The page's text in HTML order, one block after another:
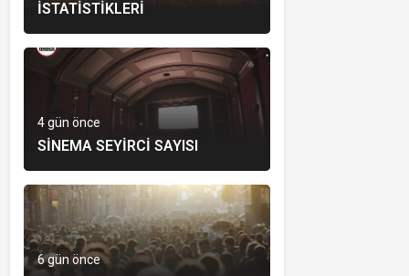
İSTATISTIKLERI
4 gün önce
SINEMA SEYIRCI SAYISI
6 gün önce